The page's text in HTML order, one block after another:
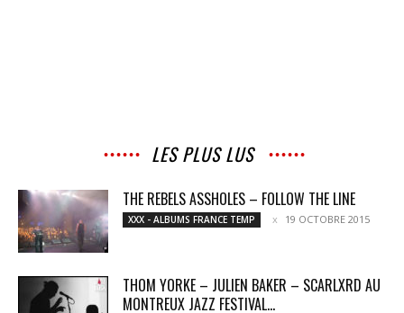
LES PLUS LUS
THE REBELS ASSHOLES – FOLLOW THE LINE
XXX - ALBUMS FRANCE TEMP 19 OCTOBRE 2015
THOM YORKE – JULIEN BAKER – SCARLXRD AU
MONTREUX JAZZ FESTIVAL...